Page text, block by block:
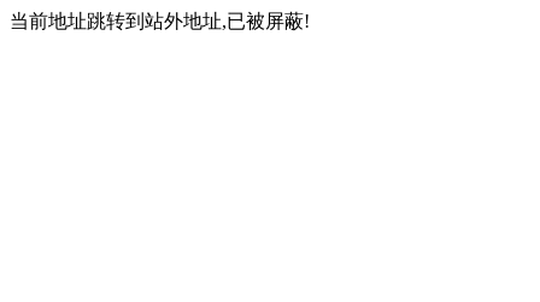
当前地址跳转到站外地址,已被屏蔽!